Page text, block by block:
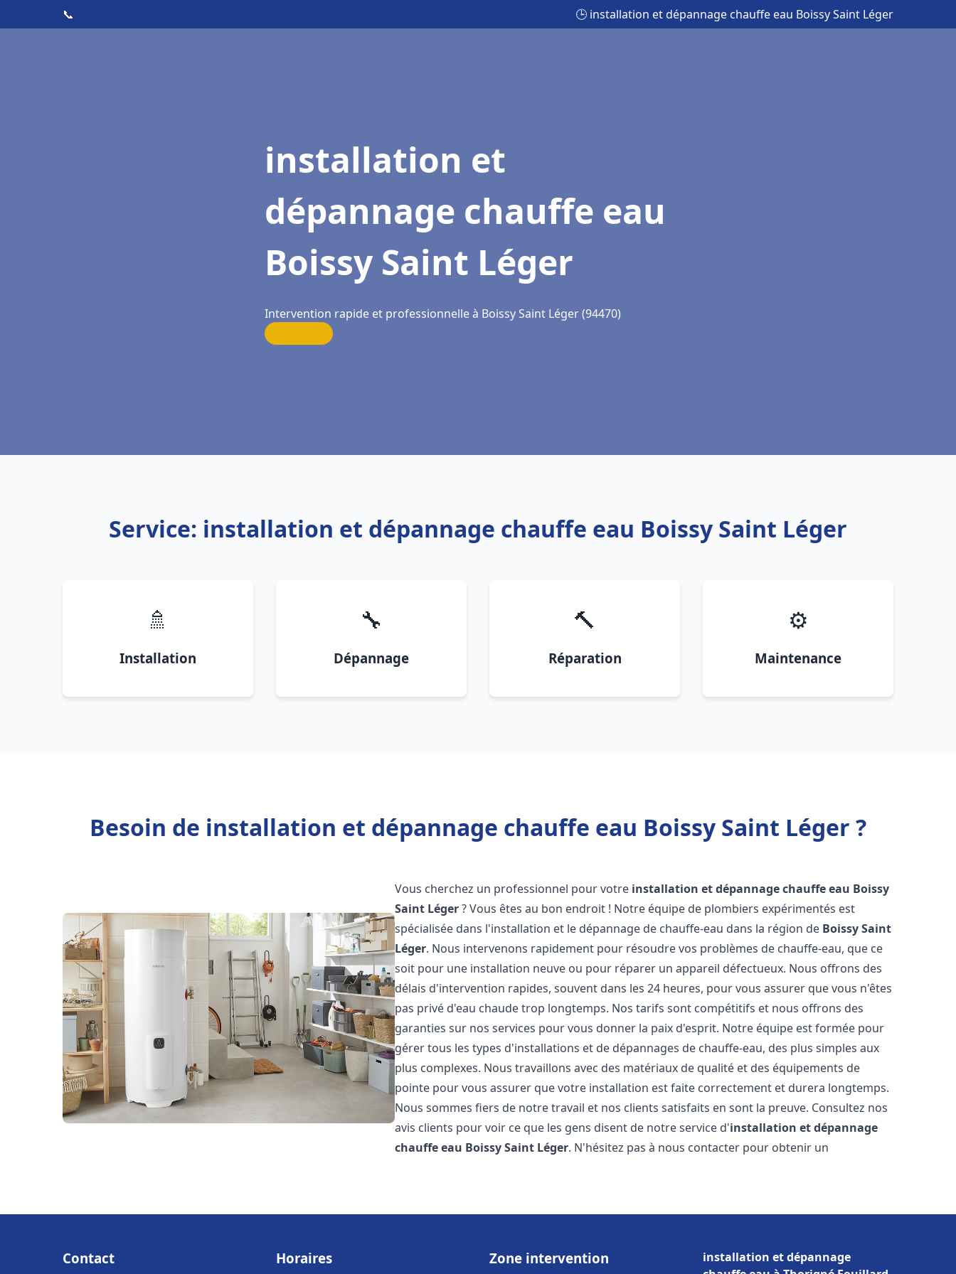
📞 🕒 installation et dépannage chauffe eau Boissy Saint Léger
installation et
dépannage chauffe eau
Boissy Saint Léger
Intervention rapide et professionnelle à Boissy Saint Léger (94470)
Service: installation et dépannage chauffe eau Boissy Saint Léger
🚿
Installation
🔧
Dépannage
🔨
Réparation
⚙️
Maintenance
Besoin de installation et dépannage chauffe eau Boissy Saint Léger ?
Vous cherchez un professionnel pour votre installation et dépannage chauffe eau Boissy
Saint Léger? Vous êtes au bon endroit ! Notre équipe de plombiers expérimentés est
spécialisée dans l'installation et le dépannage de chauffe-eau dans la région de Boissy Saint
Léger. Nous intervenons rapidement pour résoudre vos problèmes de chauffe-eau, que ce
soit pour une installation neuve ou pour réparer un appareil défectueux. Nous offrons des
délais d'intervention rapides, souvent dans les 24 heures, pour vous assurer que vous n'êtes
pas privé d'eau chaude trop longtemps. Nos tarifs sont compétitifs et nous offrons des
garanties sur nos services pour vous donner la paix d'esprit. Notre équipe est formée pour
gérer tous les types d'installations et de dépannages de chauffe-eau, des plus simples aux
plus complexes. Nous travaillons avec des matériaux de qualité et des équipements de
pointe pour vous assurer que votre installation est faite correctement et durera longtemps.
Nous sommes fiers de notre travail et nos clients satisfaits en sont la preuve. Consultez nos
avis clients pour voir ce que les gens disent de notre service d'installation et dépannage
chauffe eau Boissy Saint Léger. N'hésitez pas à nous contacter pour obtenir un
Contact Horaires Zone intervention
installation et dépannage